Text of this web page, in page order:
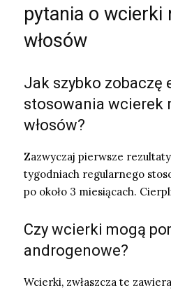
pytania o wcierki
włosów
Jak szybko zobaczę
stosowania wcierek
włosów?
Zazwyczaj pierwsze
tygodniach regularnego
po około 3 miesiącach.
Czy wcierki mogą
androgenowe?
Wcierki, zwłaszcza te